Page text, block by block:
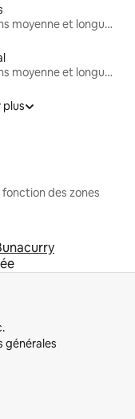
Locations moyenne et longue durée
Locations moyenne et longue durée
des zones
générales